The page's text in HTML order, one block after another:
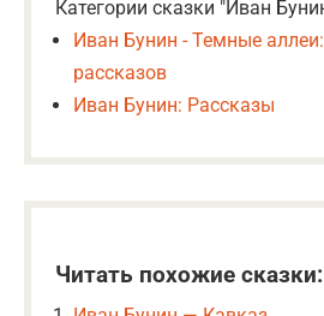
Категории сказки "Иван
Иван Бунин - Темные
рассказов
Иван Бунин: Рассказы
Читать похожие сказки: